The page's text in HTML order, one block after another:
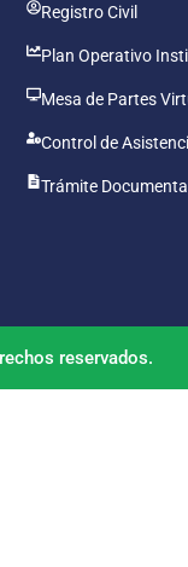
Registro Civil
Plan Operativo
Mesa de Partes
Control de
Trámite
reservados.